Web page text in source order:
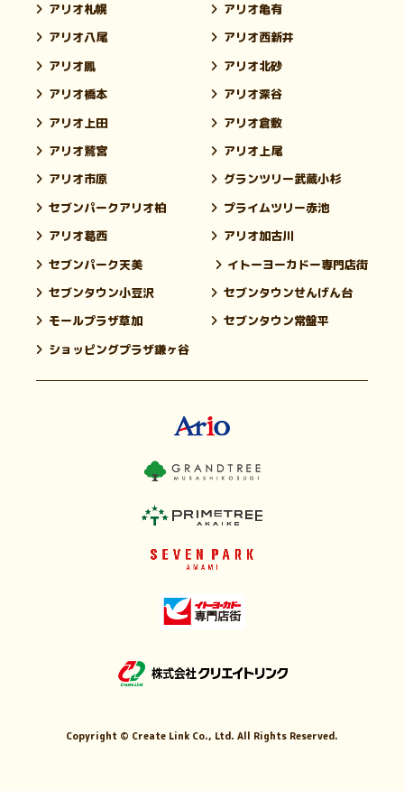
アリオ札幌
アリオ亀有
アリオ八尾
アリオ西新井
アリオ鳳
アリオ北砂
アリオ橋本
アリオ深谷
アリオ上田
アリオ倉敷
アリオ鷲宮
アリオ上尾
アリオ市原
グランツリー武蔵小杉
セブンパークアリオ柏
プライムツリー赤池
アリオ葛西
アリオ加古川
セブンパーク天美
イトーヨーカドー専門店街
セブンタウン小豆沢
セブンタウンせんげん台
モールプラザ草加
セブンタウン常盤平
ショッピングプラザ鎌ヶ谷
Copyright © Create Link Co., Ltd. All Rights Reserved.